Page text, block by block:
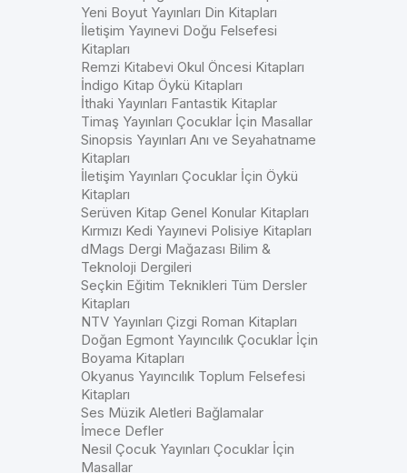
Yeni Boyut Yayınları Din Kitapları
İletişim Yayınevi Doğu Felsefesi
Kitapları
Remzi Kitabevi Okul Öncesi Kitapları
İndigo Kitap Öykü Kitapları
İthaki Yayınları Fantastik Kitaplar
Timaş Yayınları Çocuklar İçin Masallar
Sinopsis Yayınları Anı ve Seyahatname
Kitapları
İletişim Yayınları Çocuklar İçin Öykü
Kitapları
Serüven Kitap Genel Konular Kitapları
Kırmızı Kedi Yayınevi Polisiye Kitapları
dMags Dergi Mağazası Bilim &
Teknoloji Dergileri
Seçkin Eğitim Teknikleri Tüm Dersler
Kitapları
NTV Yayınları Çizgi Roman Kitapları
Doğan Egmont Yayıncılık Çocuklar İçin
Boyama Kitapları
Okyanus Yayıncılık Toplum Felsefesi
Kitapları
Ses Müzik Aletleri Bağlamalar
İmece Defler
Nesil Çocuk Yayınları Çocuklar İçin
Masallar